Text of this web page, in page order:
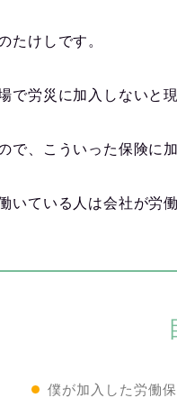
たけし です。
で労災に加入しないと
で、こういった保険に
いている人は会社が労
僕が加入した労働